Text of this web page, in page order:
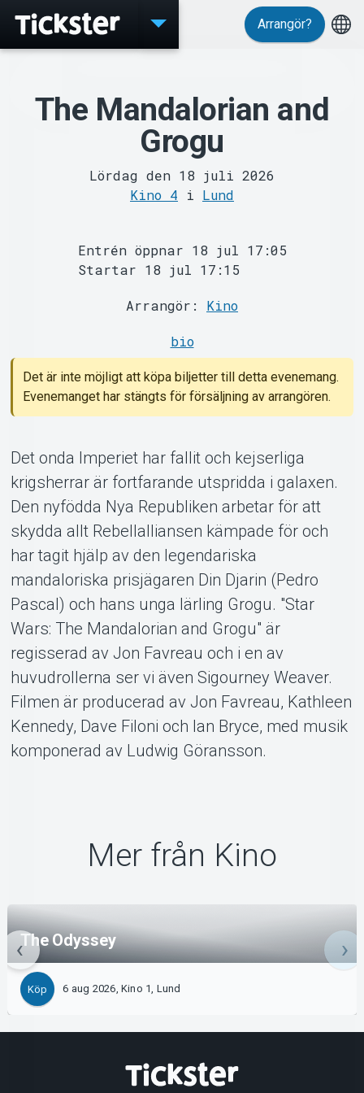
Support
Om Tickster
Arrangör?
The Mandalorian and
Grogu
Lördag den 18 juli 2026
Kino 4 i Lund
Entrén öppnar 18 jul 17:05
Startar 18 jul 17:15
Arrangör: Kino
bio
Det är inte möjligt att köpa biljetter till detta evenemang.
Evenemanget har stängts för försäljning av arrangören.
Det onda Imperiet har fallit och kejserliga
krigsherrar är fortfarande utspridda i galaxen.
Den nyfödda Nya Republiken arbetar för att
skydda allt Rebellalliansen kämpade för och
har tagit hjälp av den legendariska
mandaloriska prisjägaren Din Djarin (Pedro
Pascal) och hans unga lärling Grogu. "Star
Wars: The Mandalorian and Grogu" är
regisserad av Jon Favreau och i en av
huvudrollerna ser vi även Sigourney Weaver.
Filmen är producerad av Jon Favreau, Kathleen
Kennedy, Dave Filoni och Ian Bryce, med musik
komponerad av Ludwig Göransson.
Mer från Kino
The Odyssey
Köp 6 aug 2026, Kino 1, Lund